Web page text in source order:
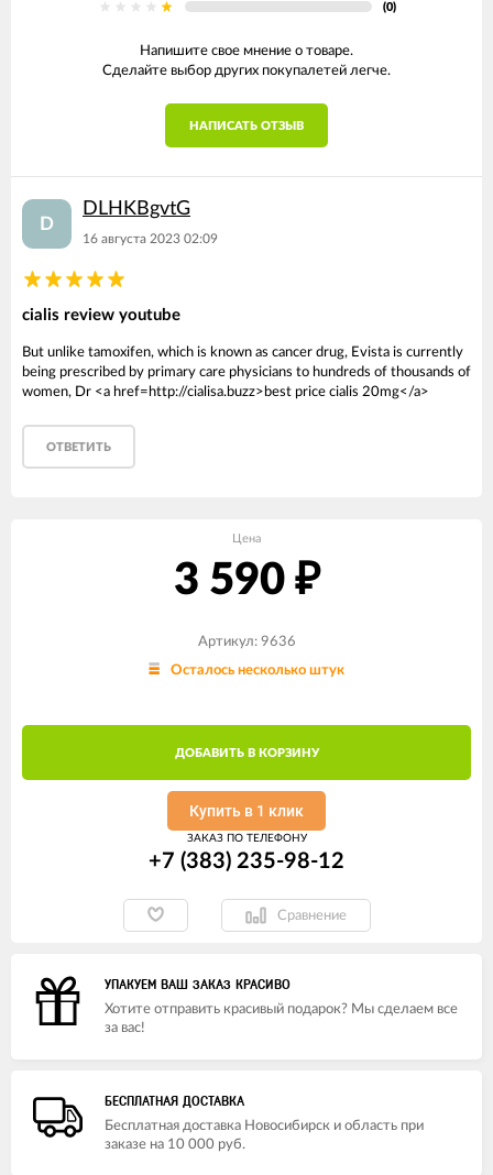
(0)
Напишите свое мнение о товаре.
Сделайте выбор других покупалетей легче.
НАПИСАТЬ ОТЗЫВ
D
DLHKBgvtG
16 августа 2023 02:09
cialis review youtube
But unlike tamoxifen, which is known as cancer drug, Evista is currently
being prescribed by primary care physicians to hundreds of thousands of
women, Dr <a href=http://cialisa.buzz>best price cialis 20mg</a>
ОТВЕТИТЬ
Цена
3 590 ₽
Артикул: 9636
Осталось несколько штук
ДОБАВИТЬ В КОРЗИНУ
Купить в 1 клик
ЗАКАЗ ПО ТЕЛЕФОНУ
+7 (383) 235-98-12
Сравнение
УПАКУЕМ ВАШ ЗАКАЗ КРАСИВО
Хотите отправить красивый подарок? Мы сделаем все
за вас!
БЕСПЛАТНАЯ ДОСТАВКА
Бесплатная доставка Новосибирск и область при
заказе на 10 000 руб.